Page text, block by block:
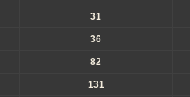
31
36
82
131